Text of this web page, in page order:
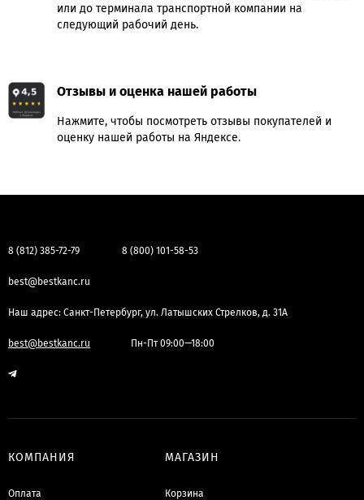
или до терминала транспортной компании на
следующий рабочий день.
Отзывы и оценка нашей работы
Нажмите, чтобы посмотреть отзывы покупателей и
оценку нашей работы на Яндексе.
8 (812) 385-72-79 8 (800) 101-58-53
best@bestkanc.ru
Наш адрес: Санкт-Петербург, ул. Латышских Стрелков, д. 31А
best@bestkanc.ru Пн-Пт 09:00—18:00
КОМПАНИЯ
Оплата
МАГАЗИН
Корзина